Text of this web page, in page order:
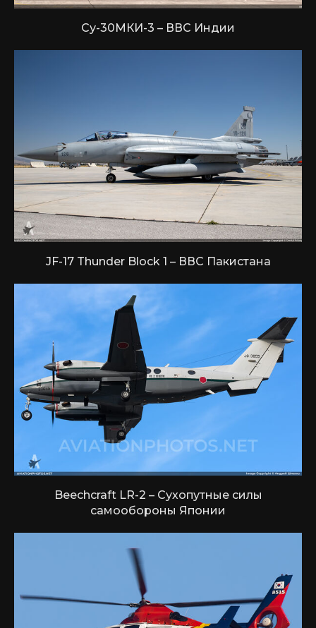
Су-30МКИ-3 – ВВС Индии
JF-17 Thunder Block 1 – ВВС Пакистана
Beechcraft LR-2 – Сухопутные силы
самообороны Японии